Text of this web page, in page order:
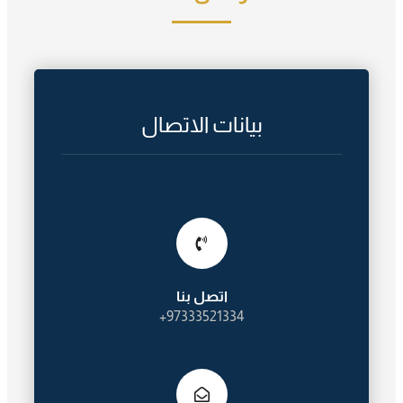
بيانات الاتصال
اتصل بنا
97333521334+